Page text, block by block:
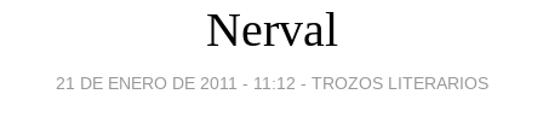
Nerval
21 DE ENERO DE 2011 - 11:12 - TROZOS LITERARIOS